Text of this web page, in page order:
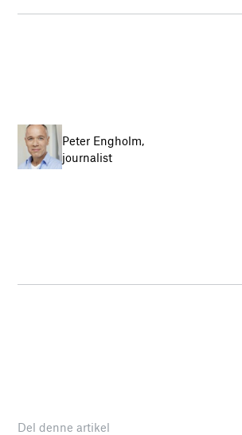
Peter Engholm,
journalist
Del denne artikel